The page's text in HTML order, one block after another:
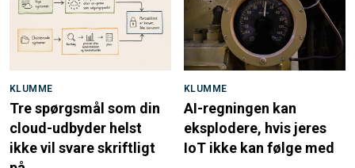
KLUMME
Tre spørgsmål som din
cloud-udbyder helst
ikke vil svare skriftligt
KLUMME
AI-regningen kan
eksplodere, hvis jeres
IoT ikke kan følge med